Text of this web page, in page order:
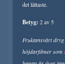
det lättaste.
Betyg: 2 av 5
Fruktansvärt
höjdarfilmer som